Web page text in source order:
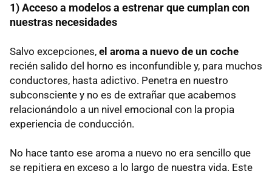
1) Acceso a modelos a estrenar que cumplan con
nuestras necesidades
Salvo excepciones, el aroma a nuevo de un coche
recién salido del horno es inconfundible y, para muchos
conductores, hasta adictivo. Penetra en nuestro
subconsciente y no es de extrañar que acabemos
relacionándolo a un nivel emocional con la propia
experiencia de conducción.
No hace tanto ese aroma a nuevo no era sencillo que
se repitiera en exceso a lo largo de nuestra vida. Este